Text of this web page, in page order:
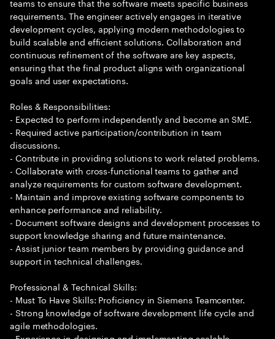
requirements. The engineer actively engages in iterative
development cycles, applying modern methodologies to
build scalable and efficient solutions. Collaboration and
continuous refinement of the software are key aspects,
ensuring that the final product aligns with organizational
goals and user expectations.
Roles & Responsibilities:
- Expected to perform independently and become an SME.
- Required active participation/contribution in team
discussions.
- Contribute in providing solutions to work related problems.
- Collaborate with cross-functional teams to gather and
analyze requirements for custom software development.
- Maintain and improve existing software components to
enhance performance and reliability.
- Document software designs and development processes to
support knowledge sharing and future maintenance.
- Assist junior team members by providing guidance and
support in technical challenges.
Professional & Technical Skills:
- Must To Have Skills: Proficiency in Siemens Teamcenter.
- Strong knowledge of software development life cycle and
agile methodologies.